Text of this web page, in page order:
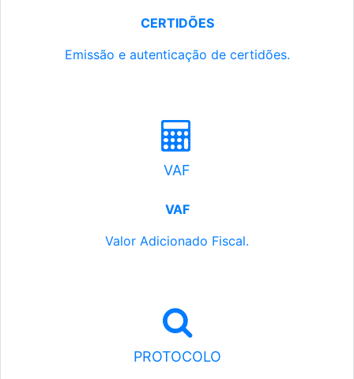
CERTIDÕES
Emissão e autenticação de certidões.
VAF
VAF
Valor Adicionado Fiscal.
PROTOCOLO